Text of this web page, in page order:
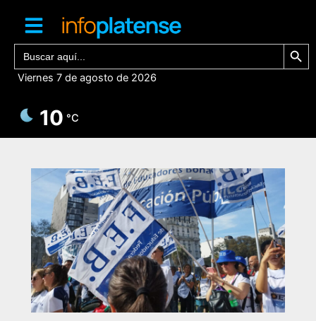
contenido
Buscar: Botón de
Viernes 7 de agosto de 2026
10 °C